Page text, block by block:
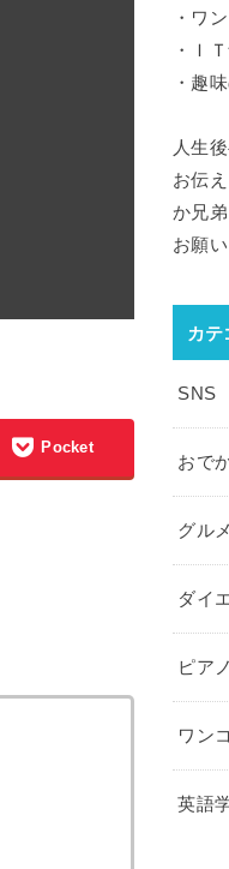
Pocket
・ワ
・Ｉ
・趣
人生
お伝
か兄
お願い
カテ
SNS
おで
グルメ
ダイ
ピアノ
ワンコ
英語